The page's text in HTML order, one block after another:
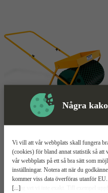
Några
[...]
Vi vill att vår webbplats skall fungera
(cookies) för bland annat statistik så
vår webbplats på ett så bra sätt som
inställningar. Notera att när du
kommer viss data överföras utanför
bolag vet vi inte exakt. Till exempel
Mer information
Hörby Bruk
Robust design i
500 mm bred trumma